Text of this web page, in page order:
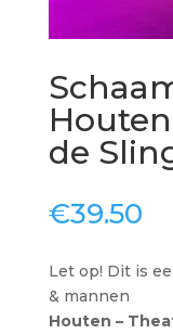
de
€39.50
Let op! Dit is
& mannen
Houten –